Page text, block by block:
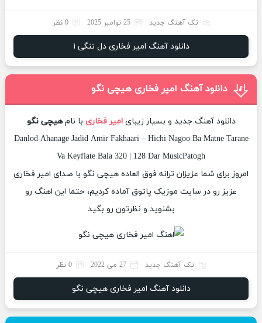
تک آهنگ جدید 25 نوامبر 2025 0 نظر
دانلود آهنگ امیر فخاری دل تنگی ۱
دانلود آهنگ امیر فخاری هیچی نگو
دانلود آهنگ جدید و بسیار زیبایامیر فخاری با نامهیچی نگو
Danlod Ahanage Jadid Amir Fakhaari – Hichi Nagoo Ba Matne Tarane
Va Keyfiate Bala 320 | 128 Dar MusicPatogh
امروز برای شما عزیزان ترانه فوق العاده هیچی نگو با صدای امیر فخاری
عزیز رو در سایت موزیک پاتوق آماده کردیم، حتما این اهنگ رو
بشنوید و نظرتون رو بگید
تک آهنگ جدید 27 می 2022 0 نظر
دانلود آهنگ امیر فخاری هیچی نگو